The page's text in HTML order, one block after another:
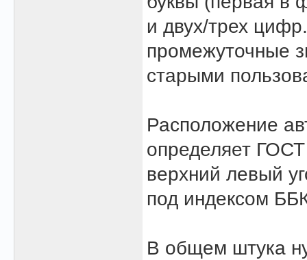
и двух/трех
промежуточные
старыми
Расположение
определяет
верхний левый
под индексом
В общем штука